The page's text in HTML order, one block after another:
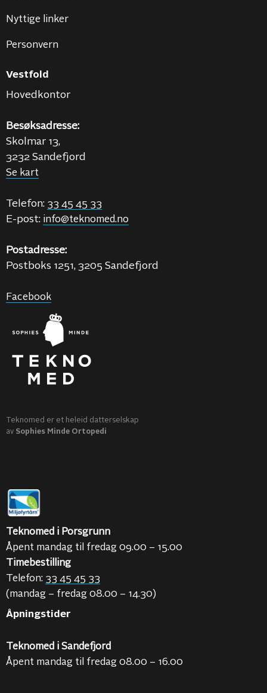
Teknomed er et heleid datterselskap
av Sophies Minde Ortopedi
Nyttige linker
Personvern
Vestfold
Hovedkontor
Besøksadresse:
Skolmar 13,
3232 Sandefjord
Se kart
Telefon: 33 45 45 33
E-post: info@teknomed.no
Postadresse:
Postboks 1251, 3205 Sandefjord
Facebook
Åpningstider
Teknomed i Sandefjord
Åpent mandag til fredag 08.00 – 16.00
Teknomed i Porsgrunn
Åpent mandag til fredag 09.00 – 15.00
Timebestilling
Telefon: 33 45 45 33
(mandag – fredag 08.00 – 14.30)